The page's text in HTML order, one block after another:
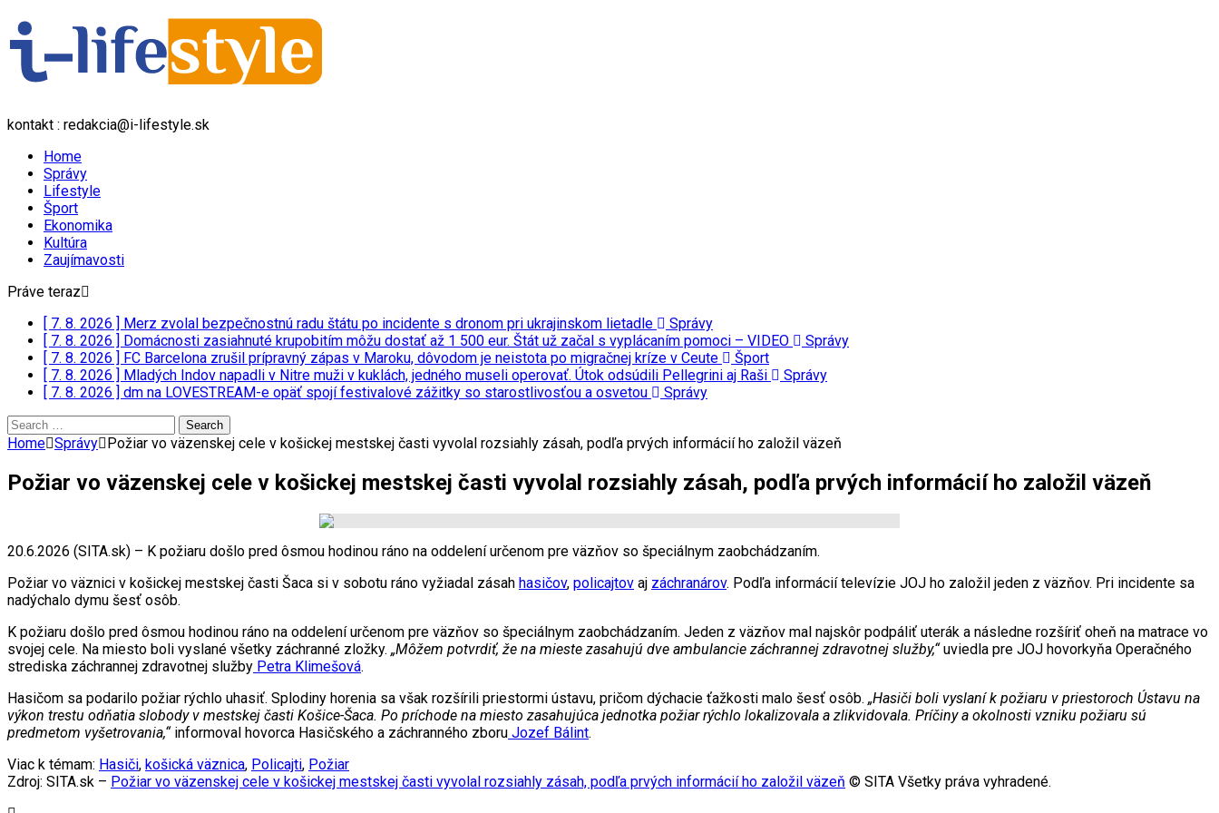
kontakt : redakcia@i-lifestyle.sk
Home
Správy
Lifestyle
Šport
Ekonomika
Kultúra
Zaujímavosti
Práve teraz
[ 7. 8. 2026 ] Merz zvolal bezpečnostnú radu štátu po incidente s dronom pri ukrajinskom lietadle
Správy
[ 7. 8. 2026 ] Domácnosti zasiahnuté krupobitím môžu dostať až 1 500 eur. Štát už začal s vyplácaním pomoci – VIDEO
Správy
[ 7. 8. 2026 ] FC Barcelona zrušil prípravný zápas v Maroku, dôvodom je neistota po migračnej kríze v Ceute
Šport
[ 7. 8. 2026 ] Mladých Indov napadli v Nitre muži v kuklách, jedného museli operovať. Útok odsúdili Pellegrini aj Raši
Správy
[ 7. 8. 2026 ] dm na LOVESTREAM-e opäť spojí festivalové zážitky so starostlivosťou a osvetou
Správy
Search
for:
Home Správy Požiar vo väzenskej cele v košickej mestskej časti vyvolal rozsiahly zásah, podľa prvých informácií ho založil väzeň
Požiar vo väzenskej cele v košickej mestskej časti vyvolal rozsiahly zásah, podľa prvých informácií ho založil väzeň
20.6.2026 (SITA.sk) – K požiaru došlo pred ôsmou hodinou ráno na oddelení určenom pre väzňov so špeciálnym zaobchádzaním.
Požiar vo väznici v košickej mestskej časti Šaca si v sobotu ráno vyžiadal zásah hasičov, policajtov aj záchranárov. Podľa informácií televízie JOJ ho založil jeden z väzňov. Pri incidente sa
nadýchalo dymu šesť osôb.
K požiaru došlo pred ôsmou hodinou ráno na oddelení určenom pre väzňov so špeciálnym zaobchádzaním. Jeden z väzňov mal najskôr podpáliť uterák a následne rozšíriť oheň na matrace vo
svojej cele. Na miesto boli vyslané všetky záchranné zložky. „Môžem potvrdiť, že na mieste zasahujú dve ambulancie záchrannej zdravotnej služby,“uviedla pre JOJ hovorkyňa Operačného
strediska záchrannej zdravotnej služby Petra Klimešová.
Hasičom sa podarilo požiar rýchlo uhasiť. Splodiny horenia sa však rozšírili priestormi ústavu, pričom dýchacie ťažkosti malo šesť osôb. „Hasiči boli vyslaní k požiaru v priestoroch Ústavu na
výkon trestu odňatia slobody v mestskej časti Košice-Šaca. Po príchode na miesto zasahujúca jednotka požiar rýchlo lokalizovala a zlikvidovala. Príčiny a okolnosti vzniku požiaru sú
predmetom vyšetrovania,“informoval hovorca Hasičského a záchranného zboru Jozef Bálint.
Viac k témam: Hasiči, košická väznica, Policajti, Požiar
Zdroj: SITA.sk – Požiar vo väzenskej cele v košickej mestskej časti vyvolal rozsiahly zásah, podľa prvých informácií ho založil väzeň © SITA Všetky práva vyhradené.